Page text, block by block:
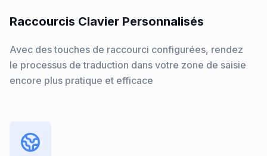
Raccourcis Clavier Personnalisés
Avec des touches de raccourci configurées, rendez
le processus de traduction dans votre zone de saisie
encore plus pratique et efficace